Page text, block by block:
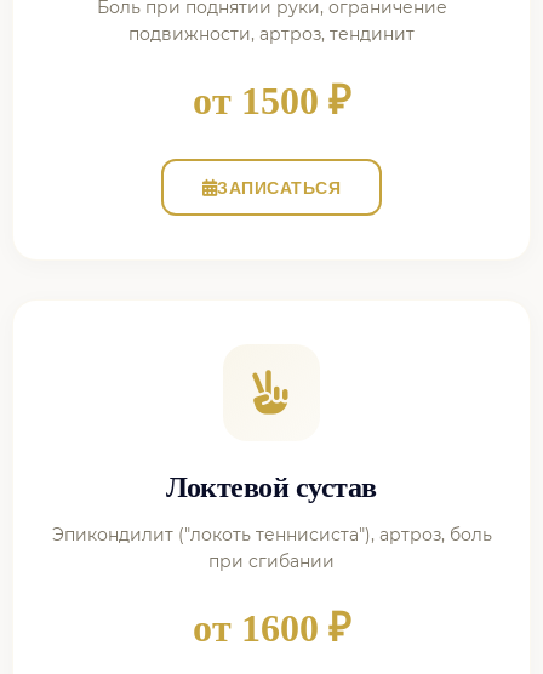
Боль при поднятии руки, ограничение
подвижности, артроз, тендинит
от 1500 ₽
ЗАПИСАТЬСЯ
Локтевой сустав
Эпикондилит ("локоть теннисиста"), артроз, боль
при сгибании
от 1600 ₽